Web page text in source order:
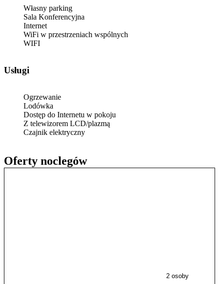
Oferty noclegów
2 osoby
Własny parking
Sala Konferencyjna
Internet
WiFi w przestrzeniach wspólnych
WIFI
Usługi
Ogrzewanie
Lodówka
Dostęp do Internetu w pokoju
Z telewizorem LCD/plazmą
Czajnik elektryczny